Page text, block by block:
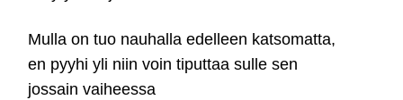
Mulla on tuo nauhalla edelleen katsomatta,
en pyyhi yli niin voin tiputtaa sulle sen
jossain vaiheessa